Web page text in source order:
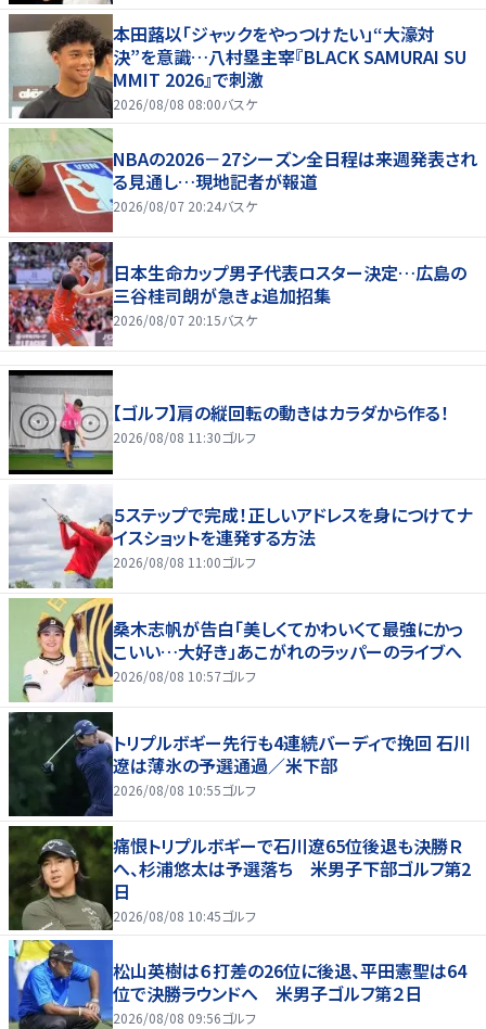
本田蕗以「ジャックをやっつけたい」“大濠対
決”を意識…八村塁主宰『BLACK SAMURAI SU
MMIT 2026』で刺激
2026/08/08 08:00バスケ
NBAの2026－27シーズン全日程は来週発表され
る見通し…現地記者が報道
2026/08/07 20:24バスケ
日本生命カップ男子代表ロスター決定…広島の
三谷桂司朗が急きょ追加招集
2026/08/07 20:15バスケ
【ゴルフ】肩の縦回転の動きはカラダから作る！
2026/08/08 11:30ゴルフ
５ステップで完成！正しいアドレスを身につけてナ
イスショットを連発する方法
2026/08/08 11:00ゴルフ
桑木志帆が告白「美しくてかわいくて最強にかっ
こいい…大好き」あこがれのラッパーのライブへ
2026/08/08 10:57ゴルフ
トリプルボギー先行も4連続バーディで挽回 石川
遼は薄氷の予選通過／米下部
2026/08/08 10:55ゴルフ
痛恨トリプルボギーで石川遼65位後退も決勝Ｒ
へ、杉浦悠太は予選落ち 米男子下部ゴルフ第2
日
2026/08/08 10:45ゴルフ
松山英樹は６打差の26位に後退、平田憲聖は64
位で決勝ラウンドへ 米男子ゴルフ第２日
2026/08/08 09:56ゴルフ